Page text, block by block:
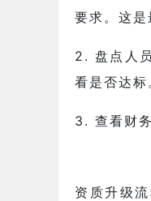
要求。这是
2. 盘点人
看是否达标
3. 查看财
资质升级